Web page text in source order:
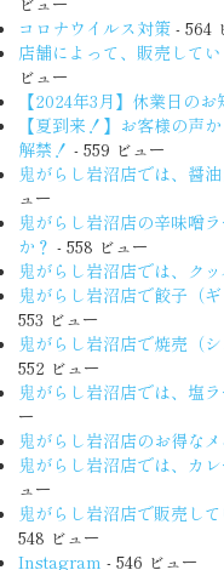
コロナウイルス対策 - 564
店舗によって、販売して
ビュー
【2024年3月】休業日のお
【夏到来！】お客様の声
解禁！ - 559 ビュー
鬼がらし岩沼店では、醤
ュー
鬼がらし岩沼店の辛味噌
か？ - 558 ビュー
鬼がらし岩沼店では、ク
鬼がらし岩沼店で餃子（
553 ビュー
鬼がらし岩沼店で焼売（
552 ビュー
鬼がらし岩沼店では、塩
ー
鬼がらし岩沼店のお得な
鬼がらし岩沼店では、カ
ュー
鬼がらし岩沼店で販売し
548 ビュー
Instagram - 546 ビュー